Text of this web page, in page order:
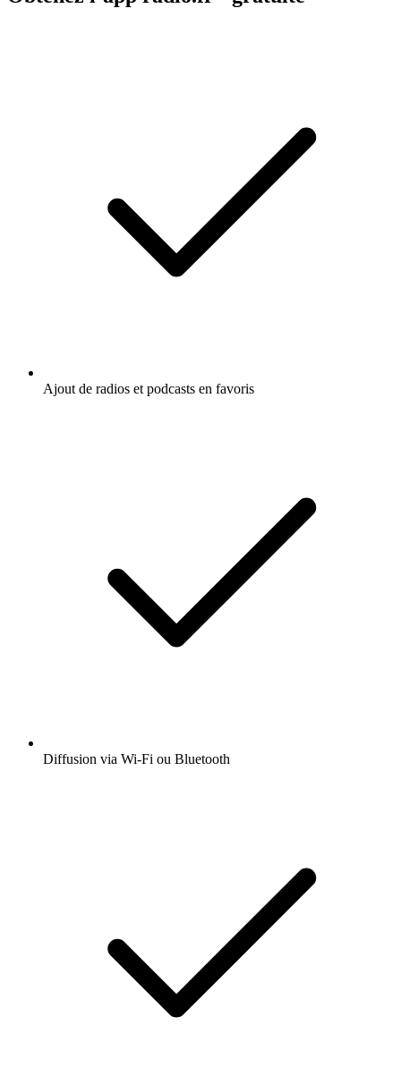
Ajout de radios et podcasts en favoris
Diffusion via Wi-Fi ou Bluetooth